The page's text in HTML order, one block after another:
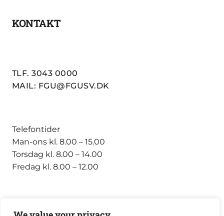
KONTAKT
TLF. 3043 0000
MAIL: FGU@FGUSV.DK
Telefontider
Man-ons kl. 8.00 – 15.00
Torsdag kl. 8.00 – 14.00
Fredag kl. 8.00 – 12.00